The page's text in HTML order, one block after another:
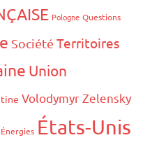
Pologne Questions
Société Territoires
Union
Volodymyr Zelensky
Énergies États-Unis